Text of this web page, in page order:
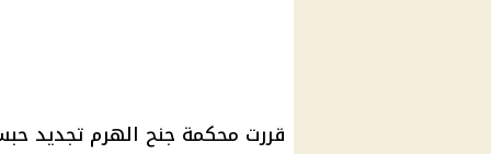
قررت محكمة جنح الهرم تجديد